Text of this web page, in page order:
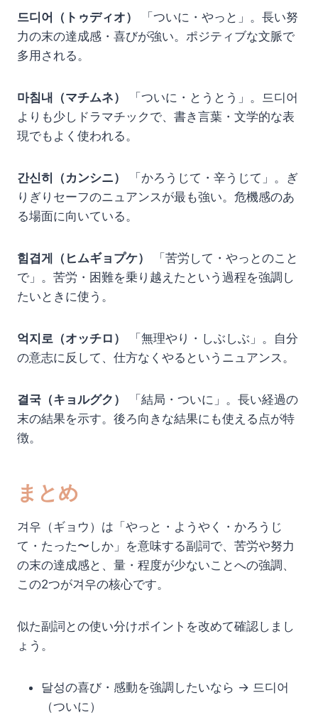
드디어（トゥディオ）
「ついに・やっと」。長い努
力の末の達成感・喜びが強い。ポジティブな文脈で
多用される。
마침내（マチムネ）
「ついに・とうとう」。드디어
よりも少しドラマチックで、書き言葉・文学的な表
現でもよく使われる。
간신히（カンシニ）
「かろうじて・辛うじて」。ぎ
りぎりセーフのニュアンスが最も強い。危機感のあ
る場面に向いている。
힘겹게（ヒムギョプケ）
「苦労して・やっとのこと
で」。苦労・困難を乗り越えたという過程を強調し
たいときに使う。
억지로（オッチロ）
「無理やり・しぶしぶ」。自分
の意志に反して、仕方なくやるというニュアンス。
결국（キョルグク）
「結局・ついに」。長い経過の
末の結果を示す。後ろ向きな結果にも使える点が特
徴。
まとめ
겨우（ギョウ）は「やっと・ようやく・かろうじ
て・たった〜しか」を意味する副詞で、苦労や努力
の末の達成感と、量・程度が少ないことへの強調、
この2つが겨우の核心です。
似た副詞との使い分けポイントを改めて確認しまし
ょう。
달성の喜び・感動を強調したいなら → 드디어
（ついに）